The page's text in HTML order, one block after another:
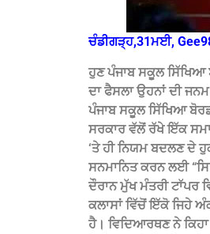
ਚੰਡੀਗੜ੍ਹ,31ਮਈ,
ਹੁਣ ਪੰਜਾਬ ਸਕੂਲ ਸਿੱਖਿਆ
ਦਾ ਫੈਸਲਾ ਉਹਨਾਂ ਦੀ ਜਨਮ
ਪੰਜਾਬ ਸਕੂਲ ਸਿੱਖਿਆ
ਸਰਕਾਰ ਵੱਲੋਂ ਰੱਖੇ ਇੱਕ
‘ਤੇ ਹੀ ਨਿਯਮ ਬਦਲਣ ਦੇ
ਸਨਮਾਨਿਤ ਕਰਨ ਲਈ
ਦੌਰਾਨ ਮੁੱਖ ਮੰਤਰੀ
ਕਲਾਸਾਂ ਵਿੱਚੋਂ ਇੱਕੋ ਜਿਹੇ
ਹੈ। ਵਿਦਿਆਰਥਣ ਨੇ